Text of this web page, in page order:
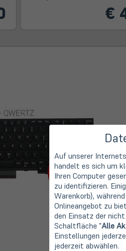
€
Auf unserer
handelt es sich um
Ihren Computer
zu identifizieren.
Warenkorb),
Onlineangebot zu
den Einsatz der
Schaltfläche "Alle
Einstellungen
jederzeit abwählen.